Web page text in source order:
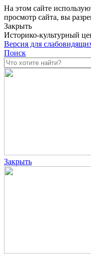
На этом сайте
просмотр сайта, вы
Закрыть
Историко-культурный
Версия для
Поиск
Закрыть